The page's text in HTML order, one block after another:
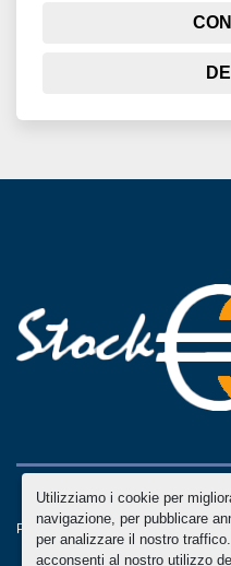
Utilizziamo i cookie per
navigazione, per pubblicare
per analizzare il nostro
acconsenti al nostro utilizzo
Personalizza le preferenze sui